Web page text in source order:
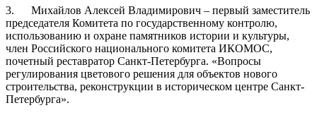
3. Михайлов Алексей Владимирович – первый заместитель
председателя Комитета по государственному контролю,
использованию и охране памятников истории и культуры,
член Российского национального комитета ИКОМОС,
почетный реставратор Санкт-Петербурга. «Вопросы
регулирования цветового решения для объектов нового
строительства, реконструкции в историческом центре Санкт-
Петербурга».